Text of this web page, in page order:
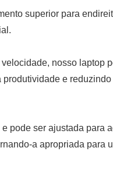
superior para
nosso laptop
e
pode ser ajustada para
a apropriada para